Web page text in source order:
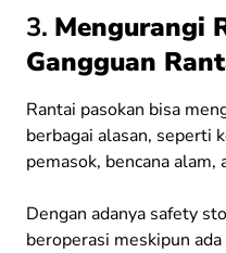
3. Mengurangi
Gangguan
Rantai pasokan bisa
berbagai alasan, seperti
pemasok, bencana
Dengan adanya safety
beroperasi meskipun